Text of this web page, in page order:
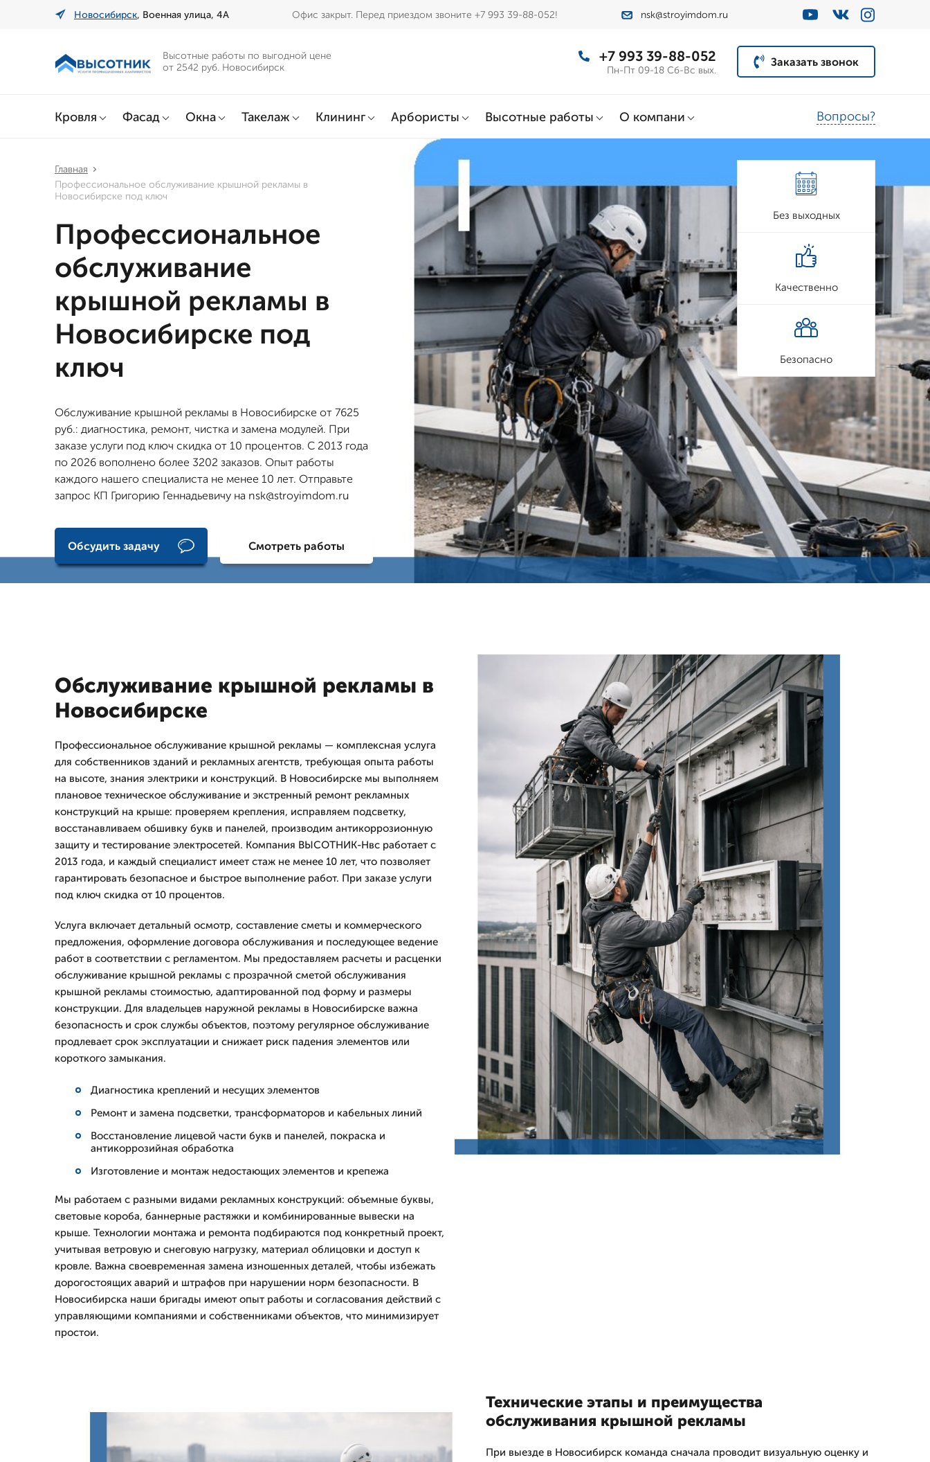
Новосибирск, Военная улица, 4А Офис закрыт. Перед приездом звоните +7 993 39-88-052! nsk@stroyimdom.ru
Высотные работы по выгодной цене
от 2542 руб. Новосибирск
+7 993 39-88-052
Пн-Пт 09-18 Сб-Вс вых.
Заказать звонок
Кровля Фасад Окна Такелаж Клининг Арбористы Высотные работы О компани Вопросы?
Главная
Профессиональное обслуживание крышной рекламы в
Новосибирске под ключ
Профессиональное
обслуживание
крышной рекламы в
Новосибирске под
ключ
Обслуживание крышной рекламы в Новосибирске от 7625
руб.: диагностика, ремонт, чистка и замена модулей. При
заказе услуги под ключ скидка от 10 процентов. С 2013 года
по 2026 вополнено более 3202 заказов. Опыт работы
каждого нашего специалиста не менее 10 лет. Отправьте
запрос КП Григорию Геннадьевичу на nsk@stroyimdom.ru
Обсудить задачу Смотреть работы
Без выходных
Качественно
Безопасно
Обслуживание крышной рекламы в
Новосибирске
Профессиональное обслуживание крышной рекламы — комплексная услуга
для собственников зданий и рекламных агентств, требующая опыта работы
на высоте, знания электрики и конструкций. В Новосибирске мы выполняем
плановое техническое обслуживание и экстренный ремонт рекламных
конструкций на крыше: проверяем крепления, исправляем подсветку,
восстанавливаем обшивку букв и панелей, производим антикоррозионную
защиту и тестирование электросетей. Компания ВЫСОТНИК-Нвс работает с
2013 года, и каждый специалист имеет стаж не менее 10 лет, что позволяет
гарантировать безопасное и быстрое выполнение работ. При заказе услуги
под ключ скидка от 10 процентов.
Услуга включает детальный осмотр, составление сметы и коммерческого
предложения, оформление договора обслуживания и последующее ведение
работ в соответствии с регламентом. Мы предоставляем расчеты и расценки
обслуживание крышной рекламы с прозрачной сметой обслуживания
крышной рекламы стоимостью, адаптированной под форму и размеры
конструкции. Для владельцев наружной рекламы в Новосибирске важна
безопасность и срок службы объектов, поэтому регулярное обслуживание
продлевает срок эксплуатации и снижает риск падения элементов или
короткого замыкания.
Диагностика креплений и несущих элементов
Ремонт и замена подсветки, трансформаторов и кабельных линий
Восстановление лицевой части букв и панелей, покраска и
антикоррозийная обработка
Изготовление и монтаж недостающих элементов и крепежа
Мы работаем с разными видами рекламных конструкций: объемные буквы,
световые короба, баннерные растяжки и комбинированные вывески на
крыше. Технологии монтажа и ремонта подбираются под конкретный проект,
учитывая ветровую и снеговую нагрузку, материал облицовки и доступ к
кровле. Важна своевременная замена изношенных деталей, чтобы избежать
дорогостоящих аварий и штрафов при нарушении норм безопасности. В
Новосибирска наши бригады имеют опыт работы и согласования действий с
управляющими компаниями и собственниками объектов, что минимизирует
простои.
Технические этапы и преимущества
обслуживания крышной рекламы
При выезде в Новосибирск команда сначала проводит визуальную оценку и